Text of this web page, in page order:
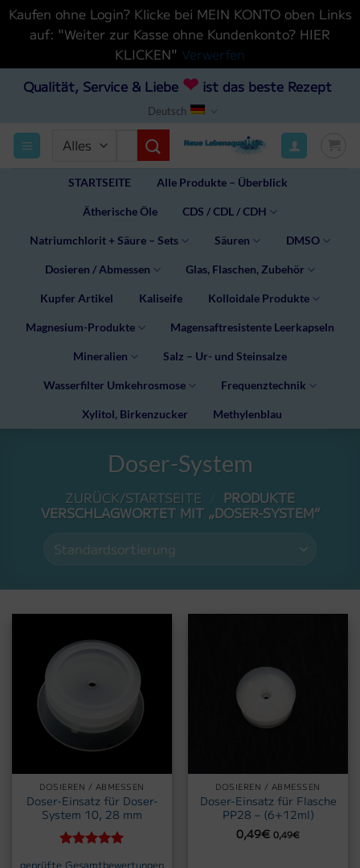
Kaufen ohne Login? Klicke bei MEIN KONTO oben Links
auf: "Weiter zur Kasse ohne Kundenkonto? HIER
KLICKEN" Verwerfen
Inhalt
Qualität, Service & Liebe ❤ist das beste Rezept
Deutsch
Suchen
STARTSEITE Alle Produkte – Überblick
Ätherische Öle CDS / CDL / CDH
Natriumchlorit + Säure – Sets Säuren DMSO
Dosieren / Abmessen Glas, Flaschen, Zubehör
Kupfer Artikel Kaliseife Kolloidale Produkte
Magnesium-Produkte Magensaftresistente Leerkapseln
Mineralien Salz – Ur- und Steinsalze
Wasserfilter Umkehrosmose Frequenztechnik
Xylitol, Birkenzucker Methylenblau
Doser-System
ZURÜCK/STARTSEITE PRODUKTE
VERSCHLAGWORTET MIT „DOSER-SYSTEM“
DOSIEREN / ABMESSEN
Doser-Einsatz für Doser-
System 10, 28 mm
geprüfte Gesamtbewertungen
DOSIEREN / ABMESSEN
Doser-Einsatz für Flasche
PP28 – (6+12ml)
0,49€ 0,49€